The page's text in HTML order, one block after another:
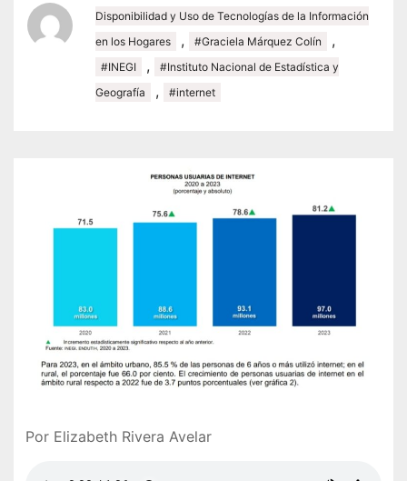
Disponibilidad y Uso de Tecnologías de la Información
en los Hogares
, #Graciela Márquez Colín ,
#INEGI ,
#Instituto Nacional de Estadística y
Geografía
, #internet
Por Elizabeth Rivera Avelar